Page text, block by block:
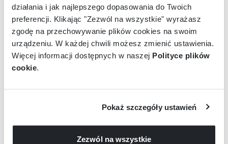
działania i jak najlepszego dopasowania do Twoich
preferencji. Klikając "Zezwól na wszystkie" wyrażasz
zgodę na przechowywanie plików cookies na swoim
urządzeniu. W każdej chwili możesz zmienić ustawienia.
Więcej informacji dostępnych w naszej Polityce plików
cookie.
Pokaż szczegóły ustawień
Zezwól na wszystkie
Miej przy sobie numery PESEL reprezentantów
firmy
Będą niezbędne do wypełnienia formularza.
Upewnij się, że Twoja strona www jest aktywna
Do rejestrowania się zapraszamy wyłącznie firmy
gospodarczej,
prosimy nie kontynuuj rejestracji. Jeśli masz pytania,